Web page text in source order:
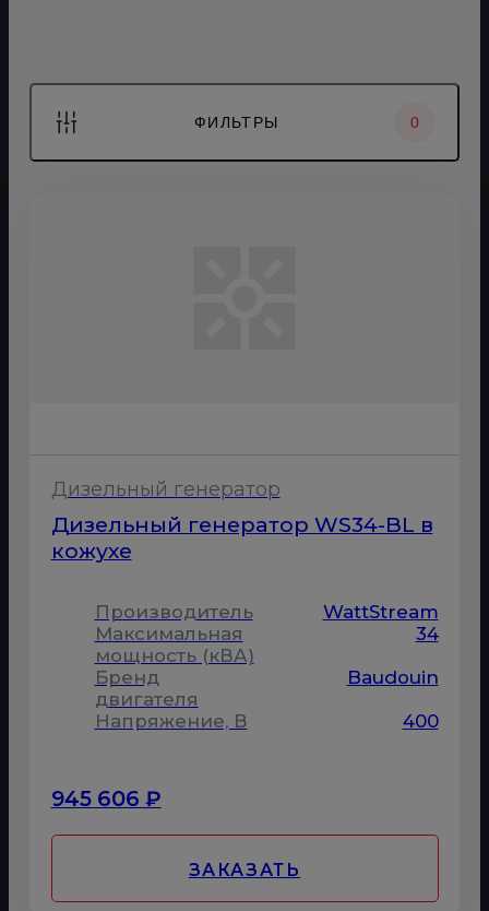
ФИЛЬТРЫ 0
Дизельный генератор
Дизельный генератор WS34-BL в
кожухе
Производитель
WattStream
Максимальная
мощность (кВА)
34
Бренд
двигателя
Baudouin
Напряжение, В
400
945 606 ₽
ЗАКАЗАТЬ